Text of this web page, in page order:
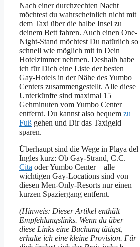
Nach einer durchzechten Nacht
möchtest du wahrscheinlich nicht mit
dem Taxi über die halbe Insel zu
deinem Bett fahren. Auch einen One-
Night-Stand möchtest Du natürlich so
schnell wie möglich mit in Dein
Hotelzimmer nehmen. Deshalb habe
ich für Dich eine Liste der besten
Gay-Hotels in der Nähe des Yumbo
Centers zusammengestellt. Alle diese
Unterkünfte sind maximal 15
Gehminuten vom Yumbo Center
entfernt. Du kannst also bequem zu
Fuß gehen und Dir das Taxigeld
sparen.
Überhaupt sind die Wege in Playa del
Ingles kurz: Ob Gay-Strand, C.C.
Cita oder Yumbo Center – alle
wichtigen Gay-Locations sind von
diesen Men-Only-Resorts nur einen
kurzen Spaziergang entfernt.
(Hinweis: Dieser Artikel enthält
Empfehlungslinks. Wenn du über
diese Links eine Buchung tätigst,
erhalte ich eine kleine Provision. Für